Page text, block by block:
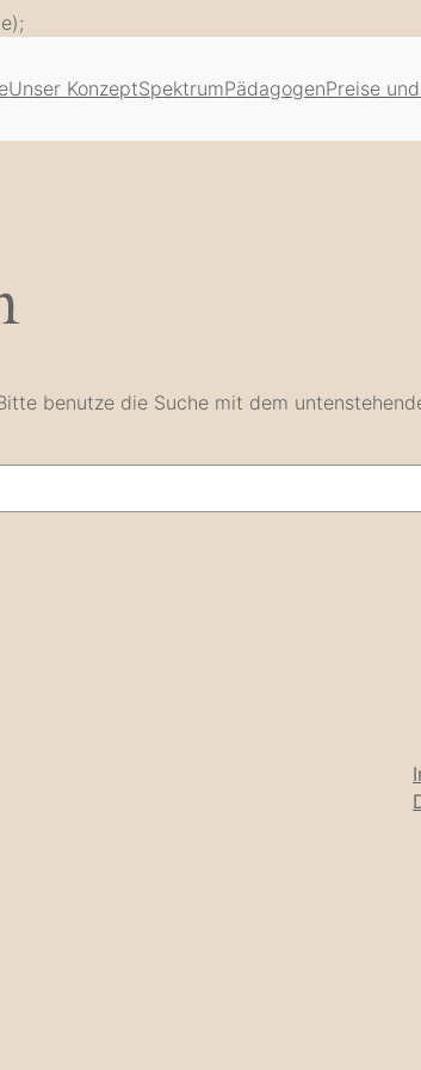
springen
Unser KonzeptSpektrumPädagogenPreise
benutze die Suche mit dem